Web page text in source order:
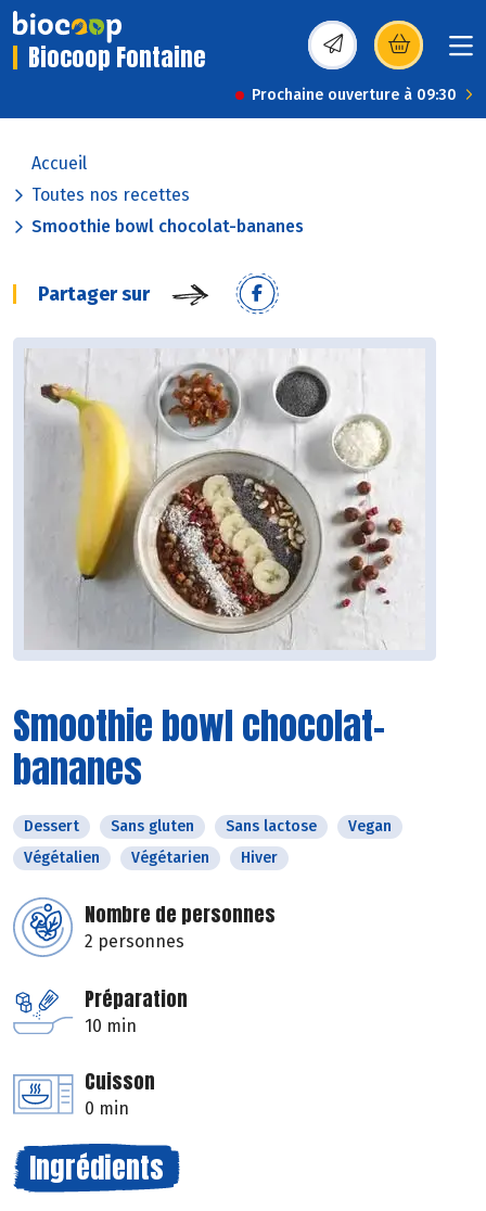
Biocoop Fontaine (s’ouvre dans une
Prochaine ouverture à 09:30
Accueil
Toutes nos recettes
Smoothie bowl chocolat-bananes
Partager sur
Smoothie bowl chocolat-
bananes
Dessert Sans gluten Sans lactose
Vegan
Végétalien
Végétarien Hiver
Nombre de personnes
2 personnes
Préparation
10 min
Cuisson
0 min
Ingrédients